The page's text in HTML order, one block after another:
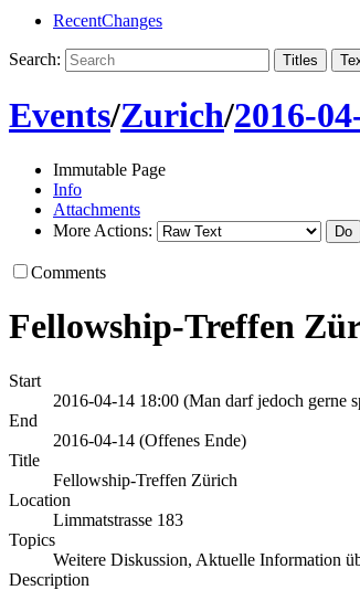
RecentChanges
Search:
Events/Zurich/2016-
Immutable Page
Info
Attachments
More Actions:
Comments
Fellowship-Treffen
Start
2016-04-14 18:00 (Man darf jedoch gerne
End
2016-04-14 (Offenes Ende)
Title
Fellowship-Treffen Zürich
Location
Limmatstrasse 183
Topics
Weitere Diskussion, Aktuelle Information
Description